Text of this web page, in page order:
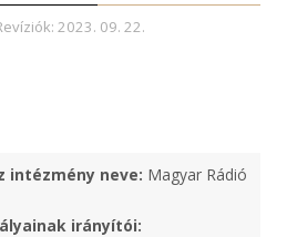
2023. 09. 22.
intézmény neve: Magyar Rádió
irányítói: